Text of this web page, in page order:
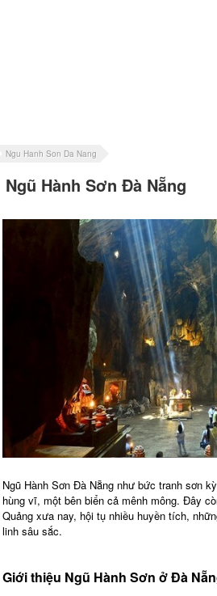
Ngu Hanh Son Da Nang
Ngũ Hành Sơn Đà Nẵng
Ngũ Hành Sơn Đà Nẵng như bức tranh sơn
hùng vĩ, một bên biển cả mênh mông. Đây
Quảng xưa nay, hội tụ nhiều huyền tích,
linh sâu sắc.
Giới thiệu Ngũ Hành Sơn ở Đà